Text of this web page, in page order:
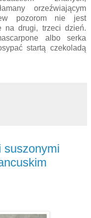
orzeźwiającym
pozorom nie jest
na drugi, trzeci dzień.
albo serka
startą czekoladą
suszonymi